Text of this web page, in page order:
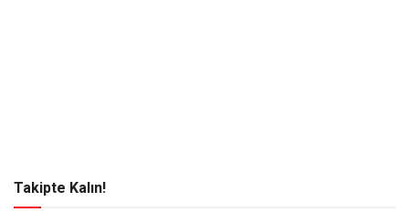
Takipte Kalın!